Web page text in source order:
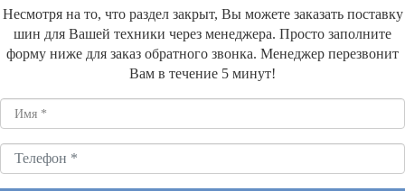
Несмотря на то, что раздел закрыт, Вы можете заказать поставку
шин для Вашей техники через менеджера. Просто заполните
форму ниже для заказ обратного звонка. Менеджер перезвонит
Вам в течение 5 минут!